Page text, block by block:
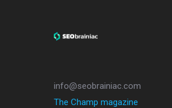
info@seobrainiac.com
The Champ magazine